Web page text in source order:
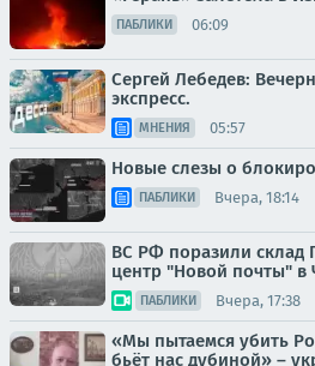
ПАБЛИКИ 06:09
Сергей Лебедев:
экспресс.
МНЕНИЯ 05:57
Новые слезы о
ПАБЛИКИ Вчера, 18:14
ВС РФ поразили склад
центр "Новой почты" в
ПАБЛИКИ Вчера, 17:38
«Мы пытаемся убить
бьёт нас дубиной» –